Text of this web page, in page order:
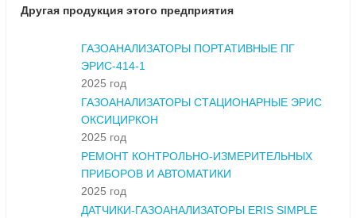
Другая продукция этого предприятия
ГАЗОАНАЛИЗАТОРЫ ПОРТАТИВНЫЕ ПГ
ЭРИС-414-1
2025 год
ГАЗОАНАЛИЗАТОРЫ СТАЦИОНАРНЫЕ ЭРИС
ОКСИЦИРКОН
2025 год
РЕМОНТ КОНТРОЛЬНО-ИЗМЕРИТЕЛЬНЫХ
ПРИБОРОВ И АВТОМАТИКИ
2025 год
ДАТЧИКИ-ГАЗОАНАЛИЗАТОРЫ ERIS SIMPLE